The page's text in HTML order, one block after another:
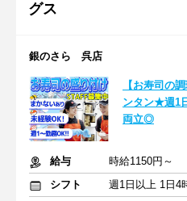
グス
銀のさら 呉店
【お寿司の
ンタン★週1
両立◎
給与
時給1150円～
シフト
週1日以上 1日4